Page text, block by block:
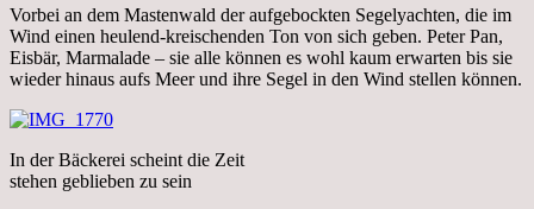
Vorbei an dem Mastenwald der aufgebockten Segelyachten, die im
Wind einen heulend-kreischenden Ton von sich geben. Peter Pan,
Eisbär, Marmalade – sie alle können es wohl kaum erwarten bis sie
wieder hinaus aufs Meer und ihre Segel in den Wind stellen können.
In der Bäckerei scheint die Zeit
stehen geblieben zu sein